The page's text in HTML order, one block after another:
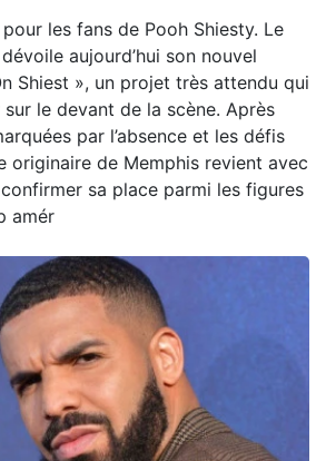
les fans de Pooh Shiesty. Le
aujourd’hui son nouvel
Shiest », un projet très attendu qui
le devant de la scène. Après
par l’absence et les défis
originaire de Memphis revient avec
sa place parmi les figures
amér